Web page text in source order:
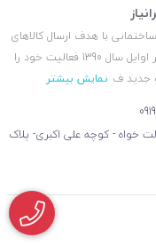
با هدف ارسال کالاهای
مورد نیاز مشتریان گرامی با قیمت بسیار مناسب در اوایل سال 1390 فعالیت خود را
نمایش بیشتر
خواه - کوچه علی اکبری- پلاک